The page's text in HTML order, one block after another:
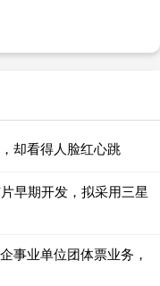
却看得人脸红心跳
早期开发，拟采用三星
事业单位团体票业务，